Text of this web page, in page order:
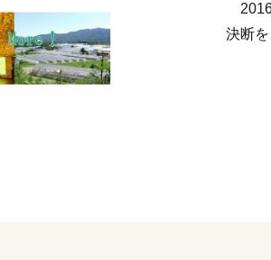
2016
決断を
市民
ちか
この
そこ